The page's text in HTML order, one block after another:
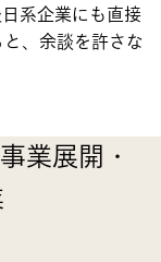
系企業にも直接
、余談を許さな
業展開・